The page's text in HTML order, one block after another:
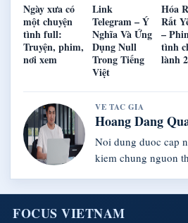
Ngày xưa có
một chuyện
tình full:
Truyện, phim,
nơi xem
Link
Telegram – Ý
Nghĩa Và Ứng
Dụng Null
Trong Tiếng
Việt
Hóa
Rất
–
tình
lành
VE TAC GIA
Hoang Dang
Noi dung duoc cap
kiem chung nguon
FOCUS VIETNAM